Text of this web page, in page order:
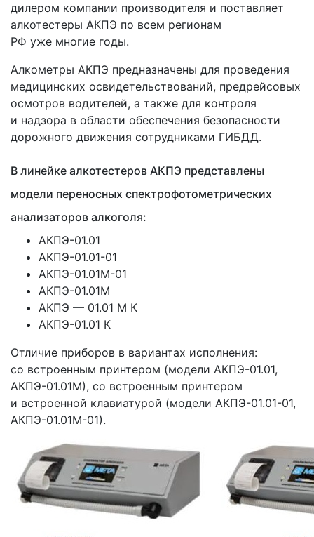
дилером компании производителя и поставляет
алкотестеры АКПЭ по всем регионам
РФ уже многие годы.
Алкометры АКПЭ предназначены для проведения
медицинских освидетельствований, предрейсовых
осмотров водителей, а также для контроля
и надзора в области обеспечения безопасности
дорожного движения сотрудниками ГИБДД.
В линейке алкотестеров АКПЭ представлены
модели переносных спектрофотометрических
анализаторов алкоголя:
АКПЭ-01.01
АКПЭ-01.01-01
АКПЭ-01.01М-01
АКПЭ-01.01М
АКПЭ — 01.01 М К
АКПЭ-01.01 К
Отличие приборов в вариантах исполнения:
со встроенным принтером (модели АКПЭ-01.01,
АКПЭ-01.01М), со встроенным принтером
и встроенной клавиатурой (модели АКПЭ-01.01-01,
АКПЭ-01.01М-01).